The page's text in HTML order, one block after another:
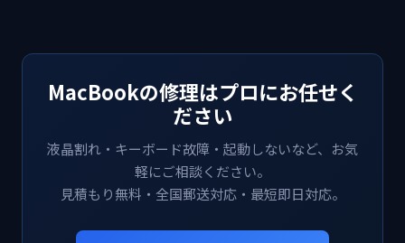
MacBookの修理はプロにお任せく
ださい
液晶割れ・キーボード故障・起動しないなど、お気
軽にご相談ください。
見積もり無料・全国郵送対応・最短即日対応。